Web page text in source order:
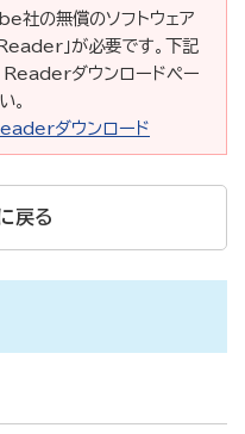
社の無償のソフトウェア
」が必要です。下記
ダウンロードペー
。
ダウンロード
戻る